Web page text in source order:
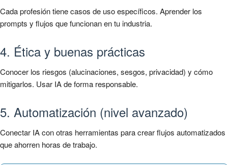
Cada profesión tiene casos de uso específicos. Aprender los
prompts y flujos que funcionan en tu industria.
4. Ética y buenas prácticas
Conocer los riesgos (alucinaciones, sesgos, privacidad) y cómo
mitigarlos. Usar IA de forma responsable.
5. Automatización (nivel avanzado)
Conectar IA con otras herramientas para crear flujos automatizados
que ahorren horas de trabajo.